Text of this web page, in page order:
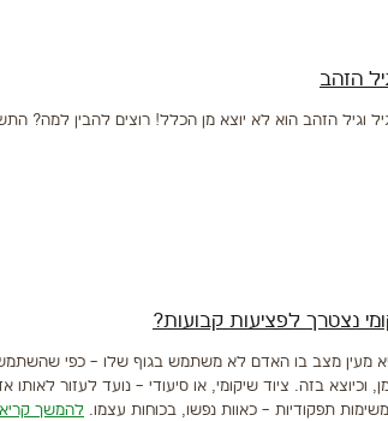
הזהב
וגיל הזהב הוא לא יוצא מן הכלל! רוצים להבין למה?
נצטרך לפציעות קבועות?
מעין מצב בו האדם לא משתמש בגוף שלו – כפי
וכיוצא בזה. ציוד שיקומי, או סיעודי – נועד לעזור
תפקודיות – כאוות נפשו, בכוחות עצמו. להמשך